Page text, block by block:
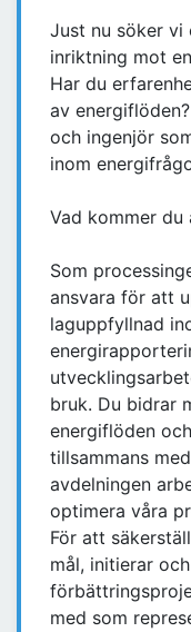
Just nu söker vi
inriktning mot
Har du
av
och ingenjör
inom
Vad kommer du
Som
ansvara för att
laguppfyllnad
bruk. Du bidrar
energiflöden
tillsammans
avdelningen
optimera våra
För att
mål, initierar
med som